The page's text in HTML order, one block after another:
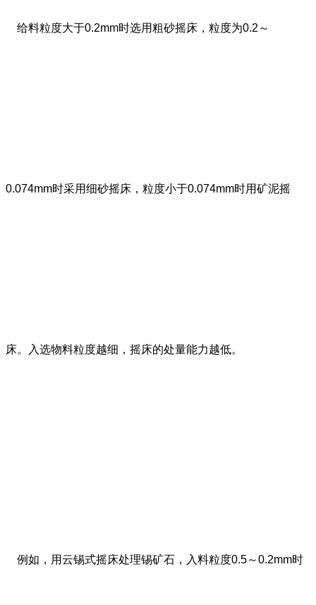
给料粒度大于0.2mm时选用粗砂摇床，粒度为0.2～
0.074mm时采用细砂摇床，粒度小于0.074mm时用矿泥摇
床。入选物料粒度越细，摇床的处量能力越低。
例如，用云锡式摇床处理锡矿石，入料粒度0.5～0.2mm时